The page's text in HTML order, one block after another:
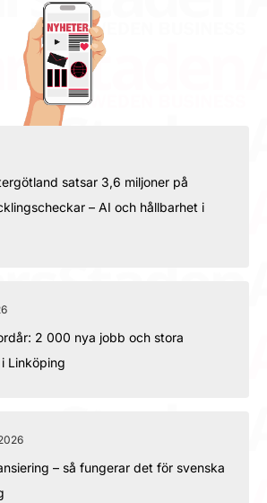
satsar 3,6 miljoner på
– AI och hållbarhet i
2 000 nya jobb och stora
Linköping
– så fungerar det för svenska